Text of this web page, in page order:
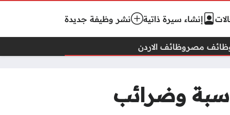
إنشاء سيرة ذاتية نشر وظيفة جديدة
مصروظائف الاردن
وضرائب